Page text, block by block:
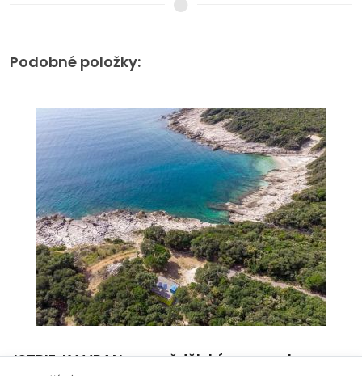
Podobné položky:
PRIMOŠTEN, DOLAC – Apartmán v přízemí